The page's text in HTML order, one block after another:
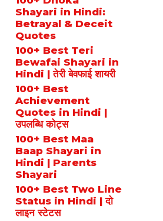
Shayari in Hindi:
Betrayal & Deceit
Quotes
100+ Best Teri
Bewafai Shayari in
Hindi | तेरी बेवफाई शायरी
100+ Best
Achievement
Quotes in Hindi |
उपलब्धि कोट्स
100+ Best Maa
Baap Shayari in
Hindi | Parents
Shayari
100+ Best Two Line
Status in Hindi | दो
लाइन स्टेटस